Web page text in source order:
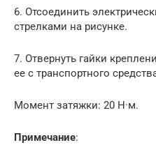
6. Отсоединить
стрелками на рисунке.
7. Отвернуть гайки
ее с транспортного
Момент затяжки: 20 Н·м.
Примечание: